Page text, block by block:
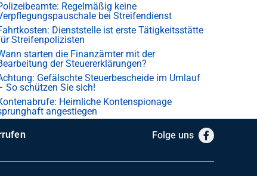
Regelmäßig keine
bei Streifendienst
Dienststelle ist erste Tätigkeitsstätte
Streifenpolizisten
starten die Finanzämter mit der
der Steuererklärungen?
Gefälschte Steuerbescheide im Umlauf
So schützen Sie sich!
Heimliche Kontenspionage
angestiegen
Folge uns Facebook